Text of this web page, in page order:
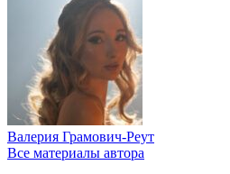
Валерия Грамович-Реут
Все материалы автора